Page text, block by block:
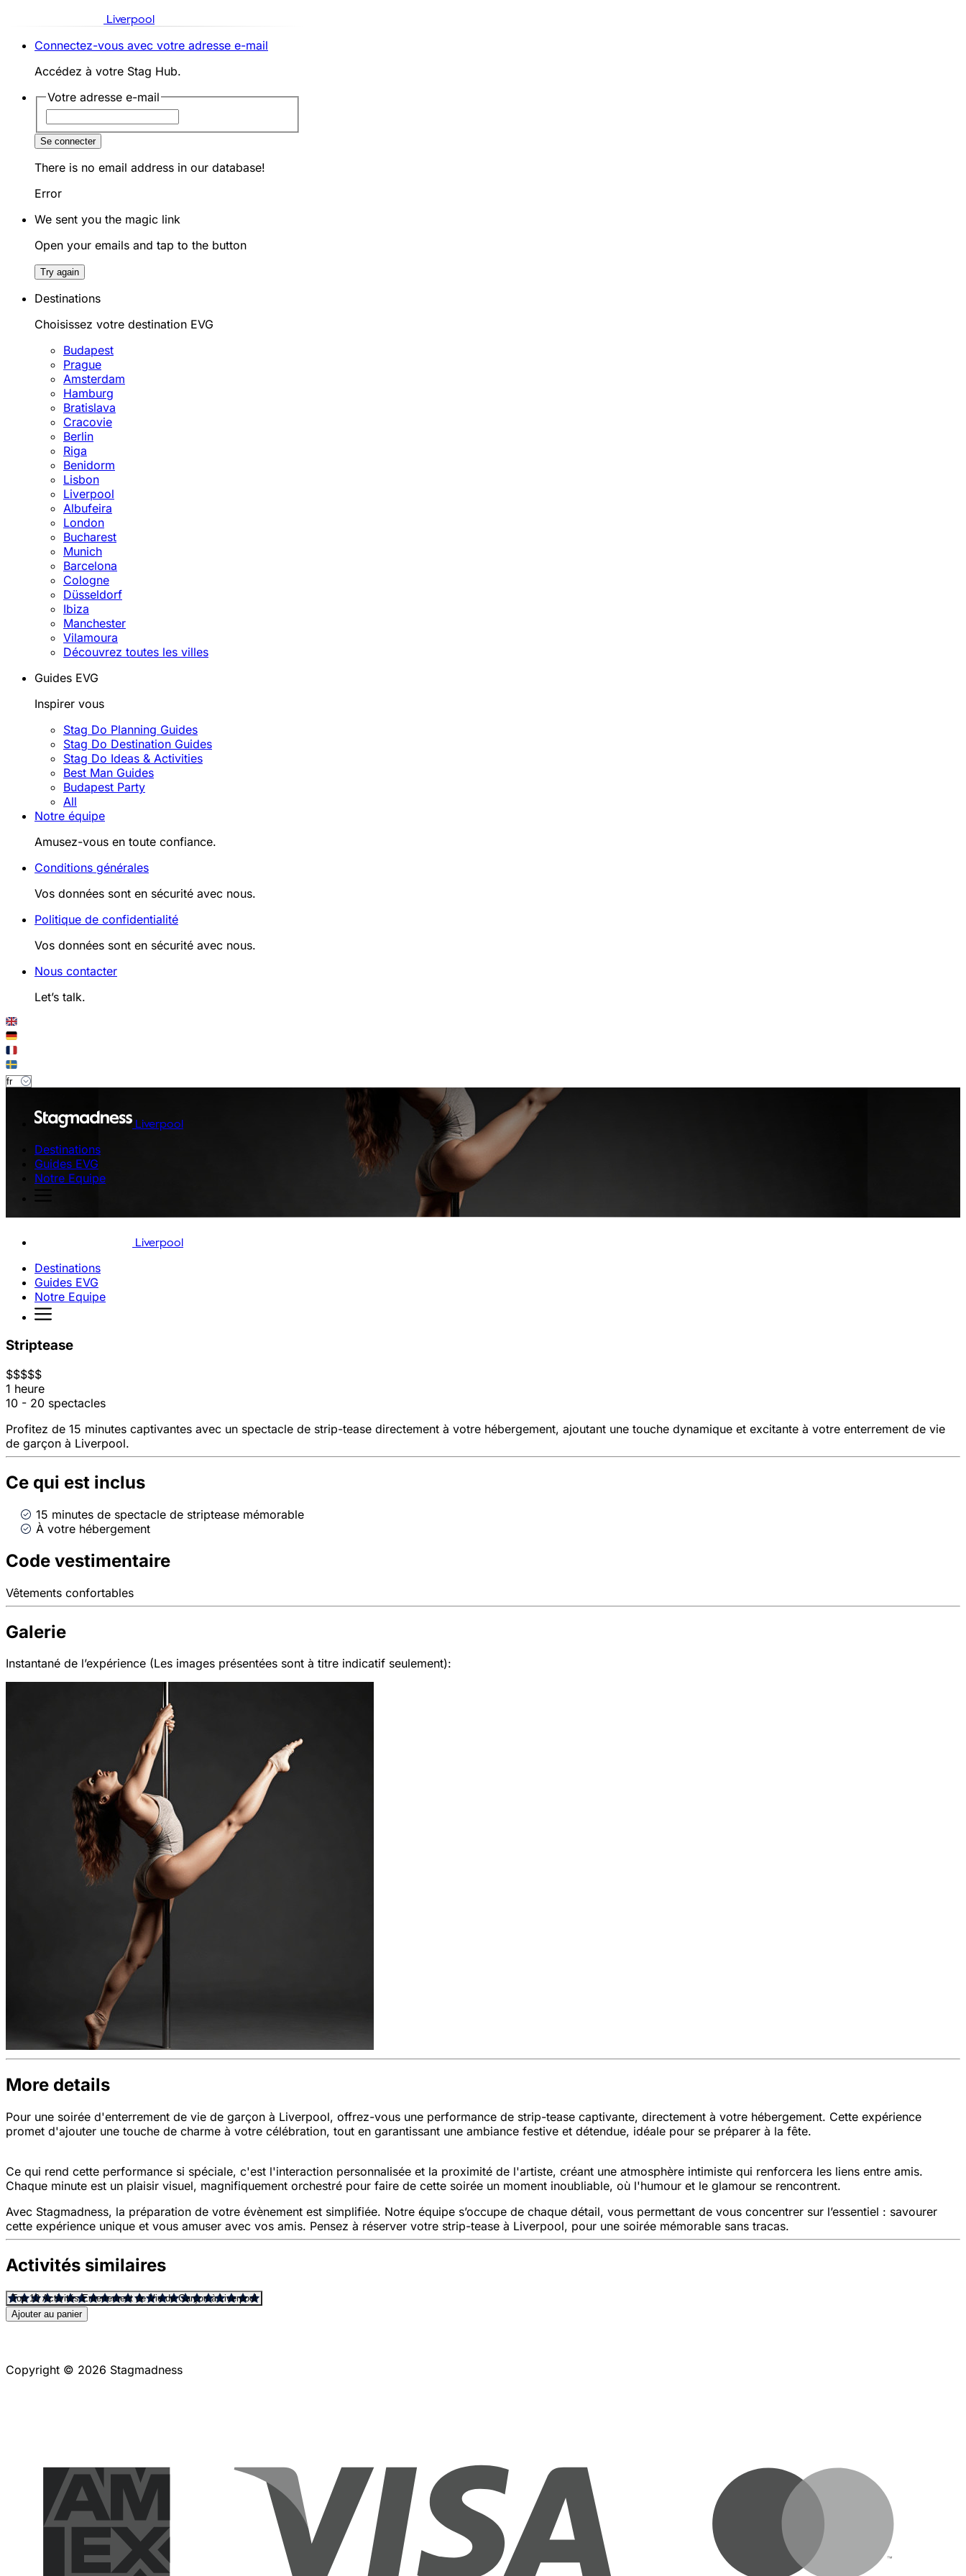
Liverpool
Connectez-vous avec votre adresse e-mail
Accédez à votre Stag Hub.
Votre adresse e-mail
Se connecter
There is no email address in our database!
Error
We sent you the magic link
Open your emails and tap to the button
Try again
Destinations
Choisissez votre destination EVG
Budapest
Prague
Amsterdam
Hamburg
Bratislava
Cracovie
Berlin
Riga
Benidorm
Lisbon
Liverpool
Albufeira
London
Bucharest
Munich
Barcelona
Cologne
Düsseldorf
Ibiza
Manchester
Vilamoura
Découvrez toutes les villes
Guides EVG
Inspirer vous
Stag Do Planning Guides
Stag Do Destination Guides
Stag Do Ideas & Activities
Best Man Guides
Budapest Party
All
Notre équipe
Amusez-vous en toute confiance.
Conditions générales
Vos données sont en sécurité avec nous.
Politique de confidentialité
Vos données sont en sécurité avec nous.
Nous contacter
Let’s talk.
Liverpool
Destinations
Guides EVG
Notre Equipe
Liverpool
Destinations
Guides EVG
Notre Equipe
Striptease
$$$$$
1 heure
10 - 20 spectacles
Profitez de 15 minutes captivantes avec un spectacle de strip-tease directement à votre hébergement, ajoutant une touche dynamique et excitante à votre enterrement de vie
de garçon à Liverpool.
Ce qui est inclus
15 minutes de spectacle de striptease mémorable
À votre hébergement
Code vestimentaire
Vêtements confortables
Galerie
Instantané de l’expérience (Les images présentées sont à titre indicatif seulement):
More details
Pour une soirée d'enterrement de vie de garçon à Liverpool, offrez-vous une performance de strip-tease captivante, directement à votre hébergement. Cette expérience
promet d'ajouter une touche de charme à votre célébration, tout en garantissant une ambiance festive et détendue, idéale pour se préparer à la fête.
Ce qui rend cette performance si spéciale, c'est l'interaction personnalisée et la proximité de l'artiste, créant une atmosphère intimiste qui renforcera les liens entre amis.
Chaque minute est un plaisir visuel, magnifiquement orchestré pour faire de cette soirée un moment inoubliable, où l'humour et le glamour se rencontrent.
Avec Stagmadness, la préparation de votre évènement est simplifiée. Notre équipe s’occupe de chaque détail, vous permettant de vous concentrer sur l’essentiel : savourer
cette expérience unique et vous amuser avec vos amis. Pensez à réserver votre strip-tease à Liverpool, pour une soirée mémorable sans tracas.
Activités similaires
Top 10 Activités Enterrement de Vie de Garçon à Liverpool
Ajouter au panier
Copyright © 2026 Stagmadness